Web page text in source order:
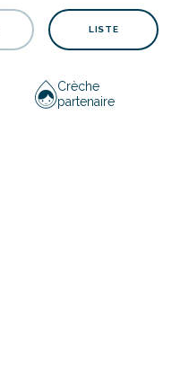
LISTE
Crèche
partenaire